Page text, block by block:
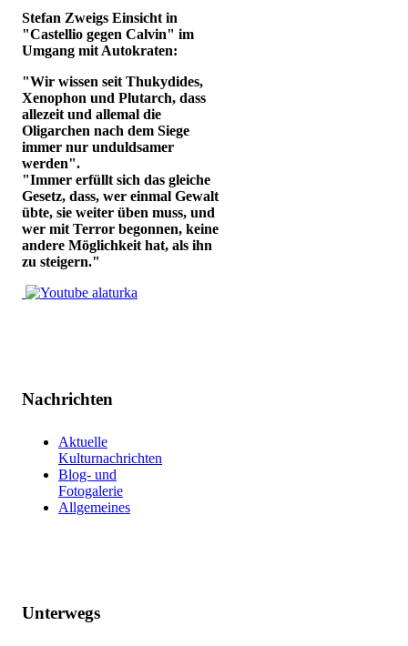
Stefan Zweigs Einsicht in
"Castellio gegen Calvin" im
Umgang mit Autokraten:
"Wir wissen seit Thukydides,
Xenophon und Plutarch, dass
allezeit und allemal die
Oligarchen nach dem Siege
immer nur unduldsamer
werden".
"Immer erfüllt sich das gleiche
Gesetz, dass, wer einmal Gewalt
übte, sie weiter üben muss, und
wer mit Terror begonnen, keine
andere Möglichkeit hat, als ihn
zu steigern."
Nachrichten
Aktuelle
Kulturnachrichten
Blog- und
Fotogalerie
Allgemeines
Unterwegs